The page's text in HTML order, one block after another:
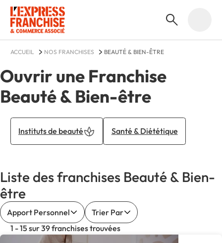
ACCUEIL NOS FRANCHISES BEAUTÉ & BIEN-ÊTRE
Ouvrir une Franchise
Beauté & Bien-être
Instituts de beauté Santé & Diététique
Liste des franchises Beauté & Bien-
être
Apport Personnel
Trier Par
1 - 15 sur 39 franchises trouvées